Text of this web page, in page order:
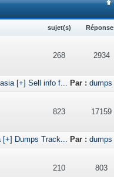
sujet(s)
268 2934
[+] Sell info f... Par : dumps
823 17159
[+] Dumps Track... Par : dumps
210 803